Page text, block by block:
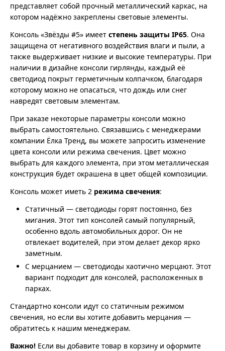
представляет собой прочный металлический каркас, на
котором надёжно закреплены световые элементы.
Консоль «Звёзды #5» имеет степень защиты IP65. Она
защищена от негативного воздействия влаги и пыли, а
также выдерживает низкие и высокие температуры. При
наличии в дизайне консоли гирлянды, каждый её
светодиод покрыт герметичным колпачком, благодаря
которому можно не опасаться, что дождь или снег
навредят световым элементам.
При заказе некоторые параметры консоли можно
выбрать самостоятельно. Связавшись с менеджерами
компании Ёлка Тренд, вы можете запросить изменение
цвета консоли или режима свечения. Цвет можно
выбрать для каждого элемента, при этом металлическая
конструкция будет окрашена в цвет общей композиции.
Консоль может иметь 2 режима свечения:
Статичный — светодиоды горят постоянно, без
мигания. Этот тип консолей самый популярный,
особенно вдоль автомобильных дорог. Он не
отвлекает водителей, при этом делает декор ярко
заметным.
С мерцанием — светодиоды хаотично мерцают. Этот
вариант подходит для консолей, расположенных в
парках.
Стандартно консоли идут со статичным режимом
свечения, но если вы хотите добавить мерцания —
обратитесь к нашим менеджерам.
Важно! Если вы добавите товар в корзину и оформите